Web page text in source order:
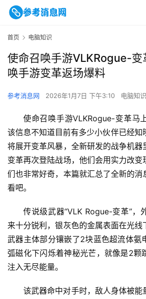
首页 电脑知识
使命召唤手游VLKRogue-变
唤手游变革返场爆料
参考消息网 2026年1月7日 下午3:10 电脑知识
使命召唤手游VLKRogue-变革马
该信息不知道目前有多少小伙伴已经知
将展开变革风暴，全新研发的战争机器
变革再次登陆战场，他们会用实力改变
们也非常好奇，本篇就汇总了全新的消
看吧。
传说级武器“VLK Rogue-变革”，
来十分锐利，银灰色的金属表面在光线
武器主体部分镶嵌了2块蓝色超流体氨
弧磁化下闪烁着神秘光芒，就像是2颗
注入无尽能量。
该武器命中对手时，敌人身体被能